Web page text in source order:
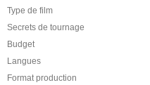
Type de film
Secrets de tournage
Budget
Langues
Format production